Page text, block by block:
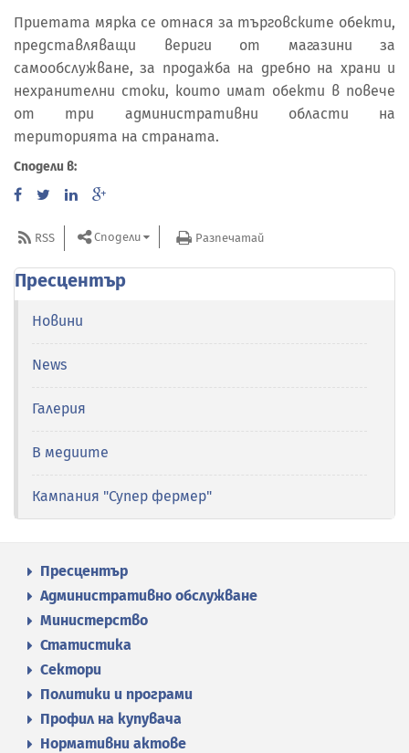
Приетата мярка се отнася за търговските обекти,
представляващи вериги от магазини за
самообслужване, за продажба на дребно на храни и
нехранителни стоки, които имат обекти в повече
от три административни области на
територията на страната.
Сподели в:
RSS Сподели Разпечатай
Пресцентър
Новини
News
Галерия
В медиите
Кампания "Супер фермер"
Пресцентър
Административно обслужване
Министерство
Статистика
Сектори
Политики и програми
Профил на купувача
Нормативни актове